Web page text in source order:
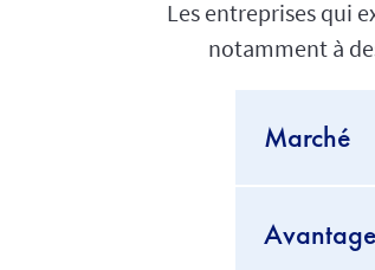
Les entreprises qui
notamment à
Marché